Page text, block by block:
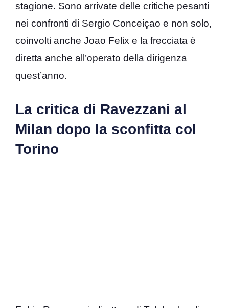
stagione. Sono arrivate delle critiche pesanti
nei confronti di Sergio Conceiçao e non solo,
coinvolti anche Joao Felix e la frecciata è
diretta anche all’operato della dirigenza
quest’anno.
La critica di Ravezzani al
Milan dopo la sconfitta col
Torino